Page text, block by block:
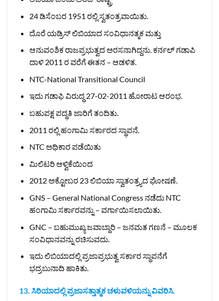
24 ಡಿಸೆಂಬರ 1951 ರಲ್ಲಿ ಸ್ವತಂತ್ರವಾಯಿತು.
ದೊರೆ ಯಡ್ರಿಸ್ ಲಿಬಿಯಾದ ಸಂವಿಧಾನತ್ಮಕ ಮತ್ತು
ಆನುವಂಶಿಕ ರಾಜಪ್ರಭುತ್ವದ ಅರಸನಾಗಿದ್ದನು. ಕರ್ನಲ್ ಗಡಾಪಿ
ದಾಳಿ 2011 ರ ವರೆಗೆ ಈತನ – ಆಡಳಿತ.
NTC-National Transitional Council
ಇದು ಗಡಾಫಿ ವಿರುದ್ಧ 27-02-2011 ಹೋರಾಟ ಆರಂಭ.
ಬಹುಪಕ್ಷ ಪದ್ಧತಿ ಜಾರಿಗೆ ತಂದಿತು.
2011 ರಲ್ಲಿ ಹಂಗಾಮಿ ಸರ್ಕಾರದ ಸ್ಥಾಪನೆ.
NTC ಅಧಿಕಾರ ಪಡೆಯಿತು
ಮಿಲಿಟರಿ ಆಳ್ವಿಕೆಯಿಂದ
2012 ಅಕ್ಟೋಬರ 23 ಲಿಬಿಯಾ ಸ್ವಾತಂತ್ರ್ಯದ ಘೋಷಣೆ.
GNS – General National Congress ನಡೆದು NTC
ಹಂಗಾಮಿ ಸರ್ಕಾರವನ್ನು – ವರ್ಗಾಯಿಸಲಾಯಿತು.
GNC – ಬಹುಮುಖ್ಯ ಜವಾಬ್ದಾರಿ – ಜನಮತ ಗಣನೆ – ಮೂಲಕ
ಸಂವಿಧಾನವನ್ನು ರಚಿಸುವದು.
ಇದು ಲಿಬಿಯಾದಲ್ಲಿ ಪ್ರಜಾಪ್ರಭುತ್ವ ಸರ್ಕಾರ ಸ್ಥಾಪನೆಗೆ
ಭದ್ರಬುನಾದಿ ಹಾಕಿತು.
13. ಸಿರಿಯಾದಲ್ಲಿ ಪ್ರಜಾಸತ್ತಾತ್ಮಕ ಚಳುವಳಿಯನ್ನು ವಿವರಿಸಿ.